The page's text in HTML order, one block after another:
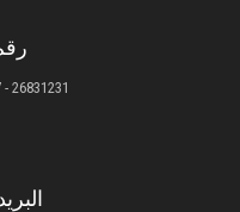
26831231 - 26831417 - 26831474